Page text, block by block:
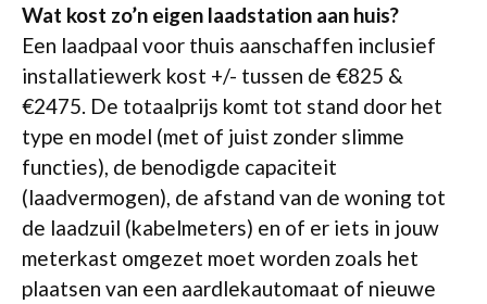
Wat kost zo’n eigen laadstation aan huis?
Een laadpaal voor thuis aanschaffen inclusief
installatiewerk kost +/- tussen de €825 &
€2475. De totaalprijs komt tot stand door het
type en model (met of juist zonder slimme
functies), de benodigde capaciteit
(laadvermogen), de afstand van de woning tot
de laadzuil (kabelmeters) en of er iets in jouw
meterkast omgezet moet worden zoals het
plaatsen van een aardlekautomaat of nieuwe